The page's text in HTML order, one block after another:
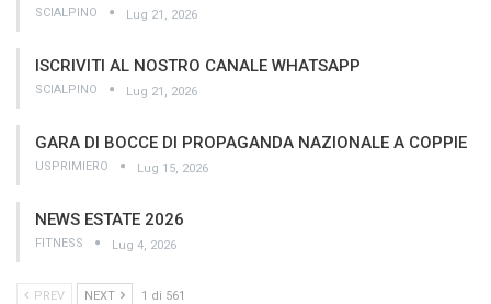
SCIALPINO Lug 21, 2026
ISCRIVITI AL NOSTRO CANALE WHATSAPP
SCIALPINO Lug 21, 2026
GARA DI BOCCE DI PROPAGANDA NAZIONALE A COPPIE
USPRIMIERO Lug 15, 2026
NEWS ESTATE 2026
FITNESS Lug 4, 2026
PREV NEXT 1 di 561